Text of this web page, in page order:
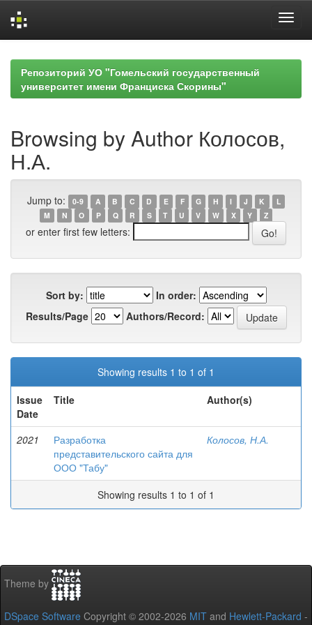
navigationРепозиторий УО "Гомельский государственный
университет имени Франциска Скорины"
Browsing by Author Колосов,
Н.А.
Jump to: 0-9 A B C D E F G H I J K
L
M
N O P Q R S T U V W X Y Z
or enter first few letters:
Sort by:
In order:
Results/Page
Authors/Record:
Showing results 1 to 1 of 1
Issue
Date
Title Author(s)
2021
Разработка
представительского сайта для
ООО "Табу"
Колосов, Н.А.
Showing results 1 to 1 of 1
Theme by
DSpace Software Copyright © 2002-2026 MIT and Hewlett-Packard -